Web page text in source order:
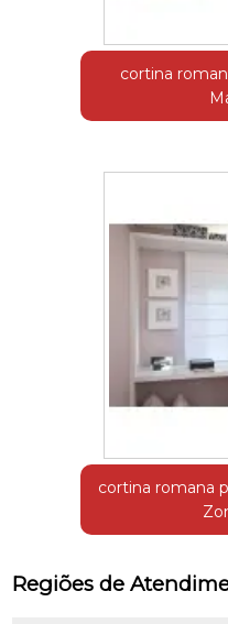
cortina
cortina romana
Regiões de